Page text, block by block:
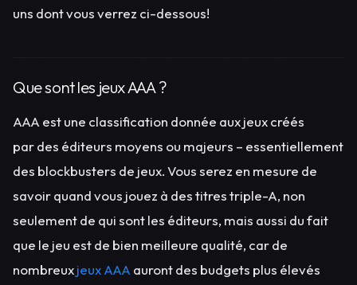
uns dont vous verrez ci-dessous!
Que sont les jeux AAA ?
AAA est une classification donnée aux jeux créés
par des éditeurs moyens ou majeurs – essentiellement
des blockbusters de jeux. Vous serez en mesure de
savoir quand vous jouez à des titres triple-A, non
seulement de qui sont les éditeurs, mais aussi du fait
que le jeu est de bien meilleure qualité, car de
nombreuxjeux AAA auront des budgets plus élevés